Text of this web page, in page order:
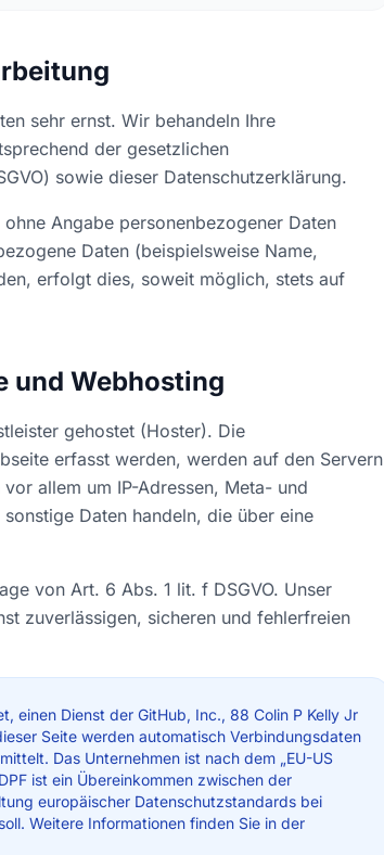
sehr ernst. Wir behandeln Ihre
der gesetzlichen
sowie dieser Datenschutzerklärung.
Angabe personenbezogener Daten
Daten (beispielsweise Name,
erfolgt dies, soweit möglich, stets auf
und Webhosting
gehostet (Hoster). Die
erfasst werden, werden auf den Servern
allem um IP-Adressen, Meta- und
Daten handeln, die über eine
von Art. 6 Abs. 1 lit. f DSGVO. Unser
zuverlässigen, sicheren und fehlerfreien
einen Dienst der GitHub, Inc., 88 Colin P Kelly Jr
Seite werden automatisch Verbindungsdaten
Das Unternehmen ist nach dem „EU-US
ist ein Übereinkommen zwischen der
europäischer Datenschutzstandards bei
Weitere Informationen finden Sie in der